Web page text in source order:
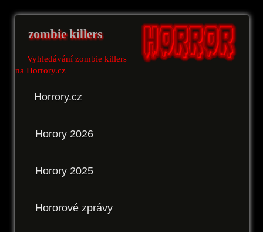
zombie killers
Vyhledávání zombie killers
na Horrory.cz
Horrory.cz
Horory 2026
Horory 2025
Hororové zprávy